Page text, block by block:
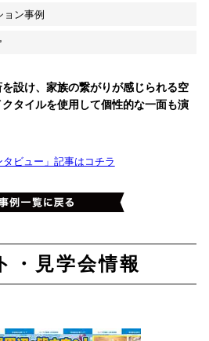
ョン事例
設け、家族の繋がりが感じられる空
タイルを使用して個性的な一面も演
ビュー」記事はコチラ
・見学会情報